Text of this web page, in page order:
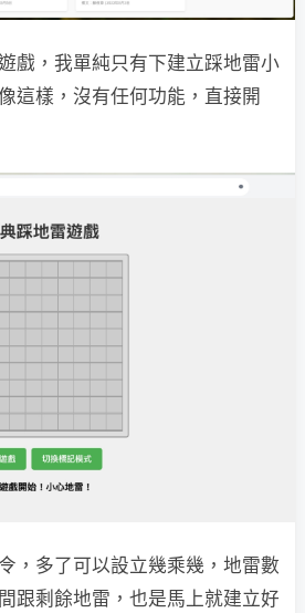
戲，我單純只有下建立踩地雷小
這樣，沒有任何功能，直接開
，多了可以設立幾乘幾，地雷數
跟剩餘地雷，也是馬上就建立好